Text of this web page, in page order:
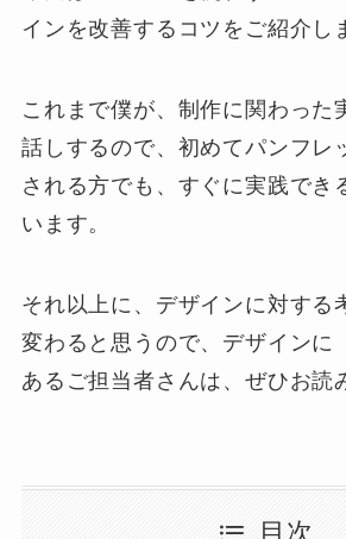
インを改善するコツをご紹介し
これまで僕が、制作に関わった
話しするので、初めてパンフレ
される方でも、すぐに実践でき
います。
それ以上に、デザインに対する
変わると思うので、デザインに
あるご担当者さんは、ぜひお読